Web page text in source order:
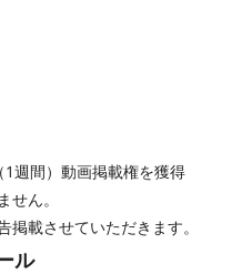
週間）動画掲載権を獲得
ん。
載させていただきます。
ル